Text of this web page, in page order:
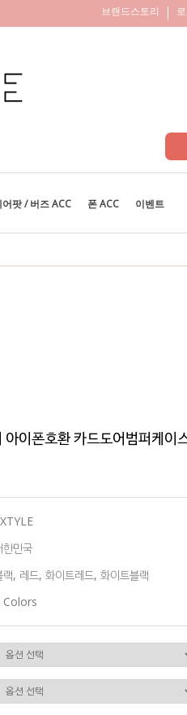
브랜드스토리
어팟 / 버즈 ACC 폰 ACC 이벤트
이폰호환 카드도어범퍼케이
한민국
랙, 레드, 화이트레드, 화이트블랙
Colors